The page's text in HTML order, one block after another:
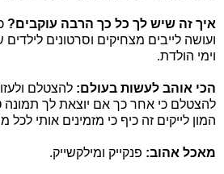
איך זה שיש לך כל כך הרבה עוקבים?
ועושה לייבים מצחיקים וסרטונים
וימי הולדת.
הכי אוהב לעשות בעולם: להצטלם
להצטלם כי אחר כך אם יוצאת לך תמונה
המון לייקים זה כיף כי מזמינים אותי לכל
מאכל אהוב: פנקייק ומילקשייק.